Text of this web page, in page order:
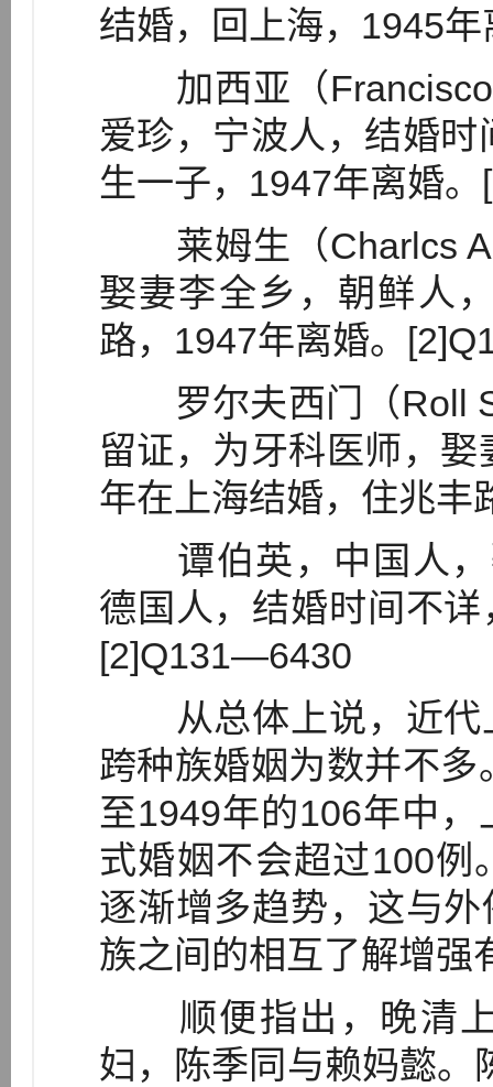
结婚，回上海，1945
加西亚（Francisco
爱珍，宁波人，结婚
生一子，1947年离婚
莱姆生（Charlcs
娶妻李全乡，朝鲜人
路，1947年离婚。
罗尔夫西门（Roll
留证，为牙科医师，
年在上海结婚，住兆
谭伯英，中国人，
德国人，结婚时间不
[2]Q131—6430
从总体上说，近代
跨种族婚姻为数并不
至1949年的106年中
式婚姻不会超过100例
逐渐增多趋势，这与
族之间的相互了解增强
顺便指出，晚清上
妇，陈季同与赖妈懿